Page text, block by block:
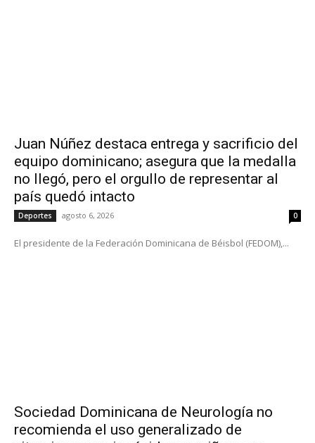
Juan Núñez destaca entrega y sacrificio del
equipo dominicano; asegura que la medalla
no llegó, pero el orgullo de representar al
país quedó intacto
Deportes agosto 6, 2026 0
El presidente de la Federación Dominicana de Béisbol (FEDOM),...
Sociedad Dominicana de Neurología no
recomienda el uso generalizado de